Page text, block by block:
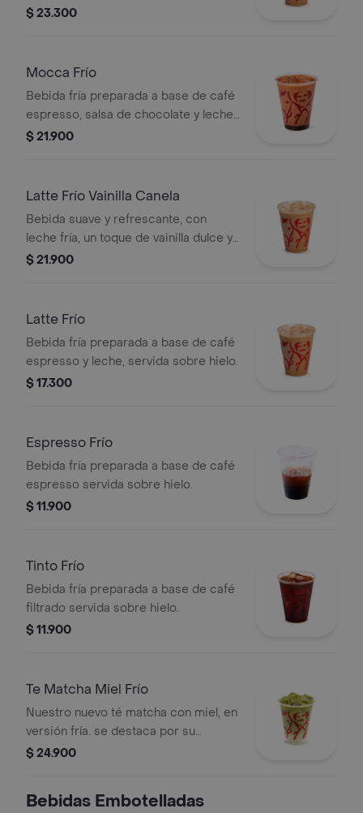
leche, miel, vainilla y almendras,
$ 23.300
Mocca Frío
Bebida fría preparada a base de café
espresso, salsa de chocolate y leche,
servida sobre hielo.
$ 21.900
Latte Frío Vainilla Canela
Bebida suave y refrescante, con
leche fría, un toque de vainilla dulce y
un leve sabor especiado de canela,
$ 21.900
Latte Frío
Bebida fría preparada a base de café
espresso y leche, servida sobre hielo.
$ 17.300
Espresso Frío
Bebida fría preparada a base de café
espresso servida sobre hielo.
$ 11.900
Tinto Frío
Bebida fría preparada a base de café
filtrado servida sobre hielo.
$ 11.900
Te Matcha Miel Frío
Nuestro nuevo té matcha con miel, en
versión fría. se destaca por su
refrescancia y el reconocido sabor
$ 24.900
Bebidas Embotelladas